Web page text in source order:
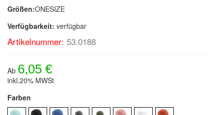
Größen:ONESIZE
Verfügbarkeit: verfügbar
Artikelnummer: 53.0188
Ab 6,05 €
inkl.20% MWSt
Farben